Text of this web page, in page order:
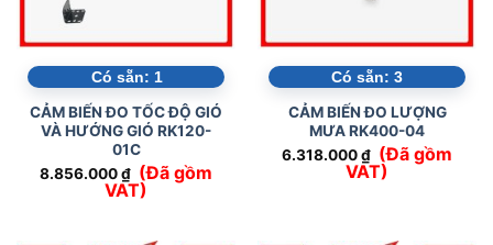
Có sẵn: 1
CẢM BIẾN ĐO TỐC ĐỘ GIÓ
VÀ HƯỚNG GIÓ RK120-
01C
8.856.000₫ (Đã gồm
VAT)
Có sẵn: 3
CẢM BIẾN ĐO LƯỢNG
MƯA RK400-04
6.318.000₫ (Đã gồm
VAT)